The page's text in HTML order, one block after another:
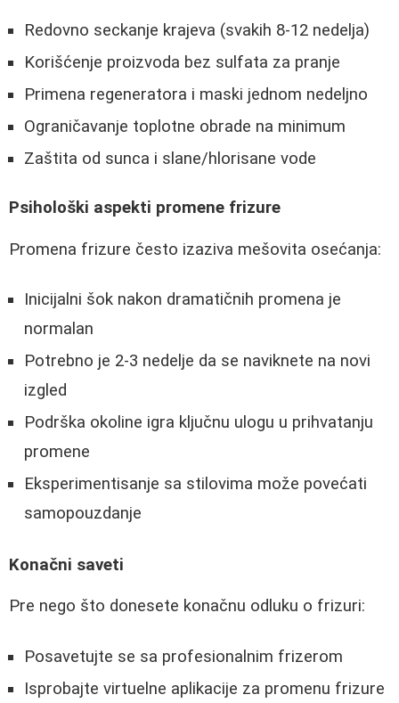
Redovno seckanje krajeva (svakih 8-12 nedelja)
Korišćenje proizvoda bez sulfata za pranje
Primena regeneratora i maski jednom nedeljno
Ograničavanje toplotne obrade na minimum
Zaštita od sunca i slane/hlorisane vode
Psihološki aspekti promene frizure
Promena frizure često izaziva mešovita osećanja:
Inicijalni šok nakon dramatičnih promena je
normalan
Potrebno je 2-3 nedelje da se naviknete na novi
izgled
Podrška okoline igra ključnu ulogu u prihvatanju
promene
Eksperimentisanje sa stilovima može povećati
samopouzdanje
Konačni saveti
Pre nego što donesete konačnu odluku o frizuri:
Posavetujte se sa profesionalnim frizerom
Isprobajte virtuelne aplikacije za promenu frizure